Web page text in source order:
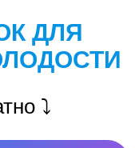
ДЛЯ
⤵️